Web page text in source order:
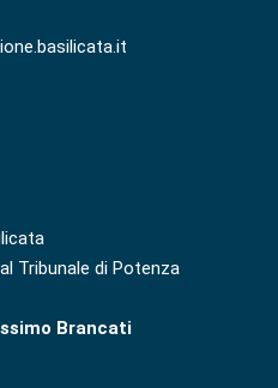
Tribunale di Potenza
Brancati